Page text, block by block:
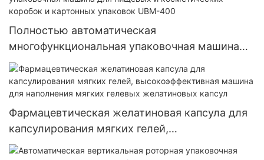
Полностью автоматическая
многофункциональная упаковочная машина
для пищевых и косметических коробок и
картонных упаковок UBM-400
Фармацевтическая желатиновая капсула для
капсулирования мягких гелей,
высокоэффективная машина для наполнения